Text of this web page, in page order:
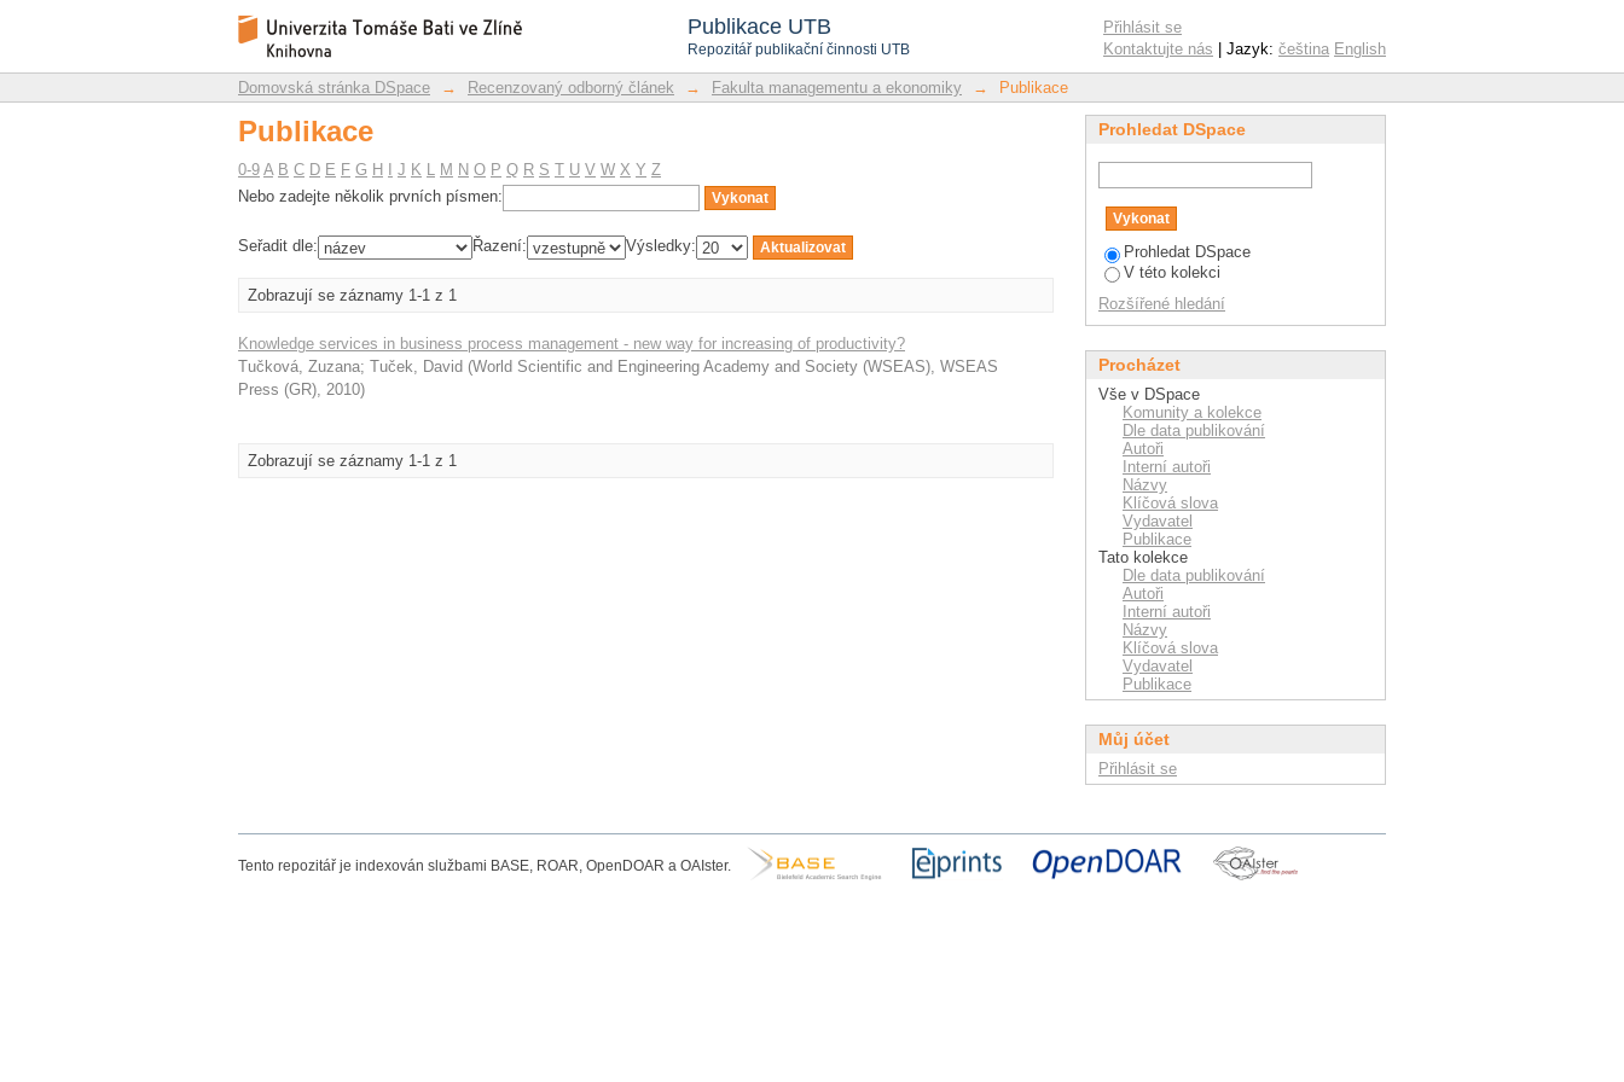
Publikace UTB
Repozitář publikační činnosti UTB
Publikace
Repozitář DSpace/Manakin
Přihlásit se
Kontaktujte nás | Jazyk: čeština English
Domovská stránka DSpace → Recenzovaný odborný článek → Fakulta managementu a ekonomiky → Publikace
Publikace
0-9 A B C D E F G H J K L M N O P Q R S T U V W X Y Z
Nebo zadejte několik prvních písmen:
Seřadit dle: Řazení: Výsledky:
Zobrazují se záznamy 1-1 z 1
Knowledge services in business process management - new way for increasing of productivity?
Tučková, Zuzana; Tuček, David (World Scientific and Engineering Academy and Society (WSEAS), WSEAS
Press (GR), 2010)
Zobrazují se záznamy 1-1 z 1
Prohledat DSpace
Prohledat DSpace
V této kolekci
Rozšířené hledání
Procházet
Vše v DSpace
Komunity a kolekce
Dle data publikování
Autoři
Interní autoři
Názvy
Klíčová slova
Vydavatel
Publikace
Tato kolekce
Dle data publikování
Autoři
Interní autoři
Názvy
Klíčová slova
Vydavatel
Publikace
Můj účet
Přihlásit se
Tento repozitář je indexován službami BASE, ROAR, OpenDOAR a OAIster.